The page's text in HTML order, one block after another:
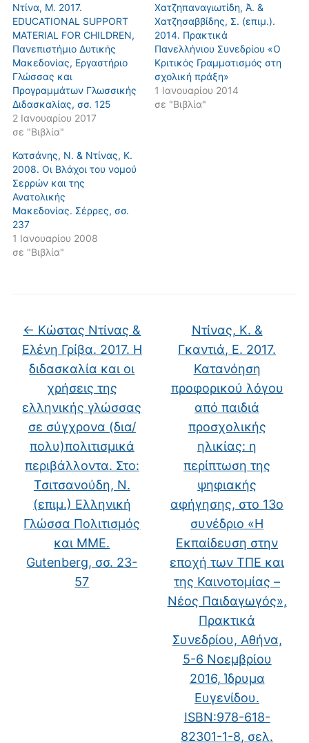
Ντίνα, Μ. 2017.
EDUCATIONAL SUPPORT
MATERIAL FOR CHILDREN,
Πανεπιστήμιο Δυτικής
Μακεδονίας, Εργαστήριο
Γλώσσας και
Προγραμμάτων Γλωσσικής
Διδασκαλίας, σσ. 125
2 Ιανουαρίου 2017
σε "Βιβλία"
Χατζηπαναγιωτίδη, Ά. &
Χατζησαββίδης, Σ. (επιμ.).
2014. Πρακτικά
Πανελλήνιου Συνεδρίου «Ο
Κριτικός Γραμματισμός στη
σχολική πράξη»
1 Ιανουαρίου 2014
σε "Βιβλία"
Κατσάνης, Ν. & Ντίνας, Κ.
2008. Οι Βλάχοι του νομού
Σερρών και της
Ανατολικής
Μακεδονίας. Σέρρες, σσ.
237
1 Ιανουαρίου 2008
σε "Βιβλία"
← Κώστας Ντίνας &
Ελένη Γρίβα. 2017. Η
διδασκαλία και οι
χρήσεις της
ελληνικής γλώσσας
σε σύγχρονα (δια/
πολυ)πολιτισμικά
περιβάλλοντα. Στο:
Τσιτσανούδη, Ν.
(επιμ.) Ελληνική
Γλώσσα Πολιτισμός
και ΜΜΕ.
Gutenberg, σσ. 23-
57
Ντίνας, Κ. &
Γκαντιά, Ε. 2017.
Κατανόηση
προφορικού λόγου
από παιδιά
προσχολικής
ηλικίας: η
περίπτωση της
ψηφιακής
αφήγησης, στο 13ο
συνέδριο «Η
Εκπαίδευση στην
εποχή των ΤΠΕ και
της Καινοτομίας –
Νέος Παιδαγωγός»,
Πρακτικά
Συνεδρίου, Αθήνα,
5-6 Νοεμβρίου
2016, Ίδρυμα
Ευγενίδου.
ISBN:978-618-
82301-1-8, σελ.